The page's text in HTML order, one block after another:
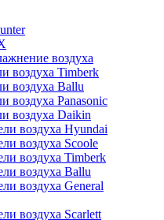
воздуха
воздуха Timberk
воздуха Ballu
воздуха Panasonic
воздуха Daikin
воздуха Hyundai
воздуха Scoole
воздуха Timberk
воздуха Ballu
воздуха General
воздуха Scarlett